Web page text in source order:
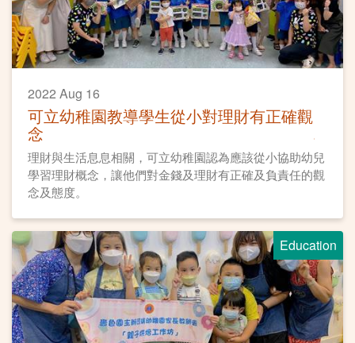
2022 Aug 16
可立幼稚園教導學生從小對理財有正確觀
念
理財與生活息息相關，可立幼稚園認為應該從小協助幼兒
學習理財概念，讓他們對金錢及理財有正確及負責任的觀
念及態度。
Education